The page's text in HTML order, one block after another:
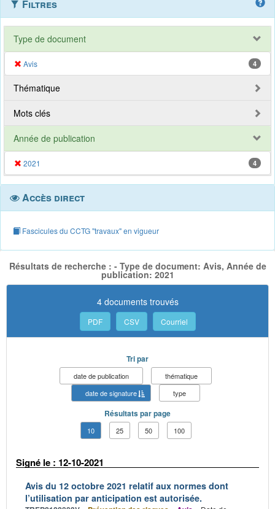
Filtres
Type de document
Avis 4
Thématique
Mots clés
Année de publication
2021 4
Accès direct
Fascicules du CCTG "travaux" en vigueur
Résultats de recherche : - Type de document: Avis, Année de
publication: 2021
4 documents trouvés
PDF CSV Courriel
Tri par
date de publication
thématique
date de signature
type
Résultats par page
10 25 50 100
Signé le : 12-10-2021
Avis du 12 octobre 2021 relatif aux normes dont
l’utilisation par anticipation est autorisée.